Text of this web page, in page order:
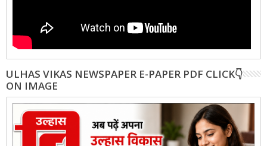
ULHAS VIKAS NEWSPAPER E-PAPER PDF CLICK👇
ON IMAGE